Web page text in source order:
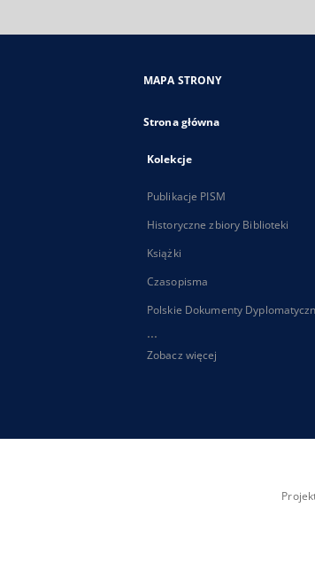
MAPA STRONY
Strona główna
Kolekcje
Publikacje PISM
Historyczne zbiory Biblioteki
Książki
Czasopisma
Polskie Dokumenty
...
Zobacz więcej